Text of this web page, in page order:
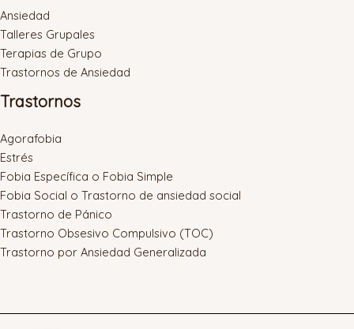
Ansiedad
Talleres Grupales
Terapias de Grupo
Trastornos de Ansiedad
Trastornos
Agorafobia
Estrés
Fobia Específica o Fobia Simple
Fobia Social o Trastorno de ansiedad social
Trastorno de Pánico
Trastorno Obsesivo Compulsivo (TOC)
Trastorno por Ansiedad Generalizada